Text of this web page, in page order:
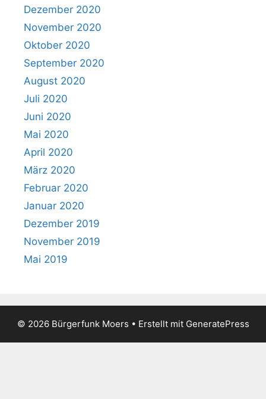
Dezember 2020
November 2020
Oktober 2020
September 2020
August 2020
Juli 2020
Juni 2020
Mai 2020
April 2020
März 2020
Februar 2020
Januar 2020
Dezember 2019
November 2019
Mai 2019
© 2026 Bürgerfunk Moers • Erstellt mit GeneratePress